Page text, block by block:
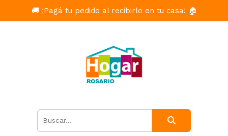
🚚 ¡Pagá tu pedido al recibirlo en tu casa! 🏠